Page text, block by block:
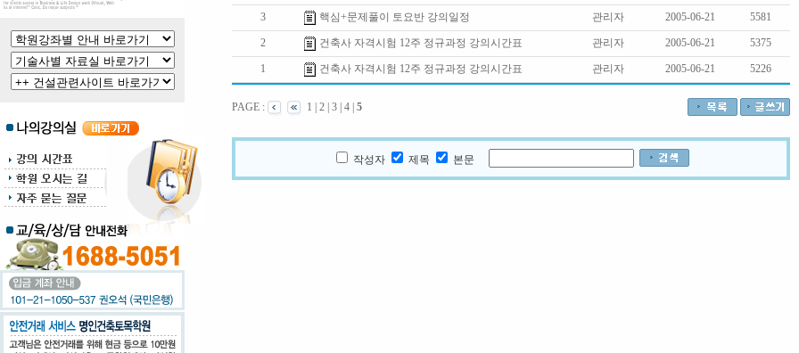
3 핵심+문제풀이 토요반 강의일정 관리자 2005-06-21 5581
2 건축사 자격시험 12주 정규과정 강의시간표 관리자 2005-06-21 5375
1 건축사 자격시험 12주 정규과정 강의시간표 관리자 2005-06-21 5226
PAGE : 1 2 3 4 5
작성자 제목 본문